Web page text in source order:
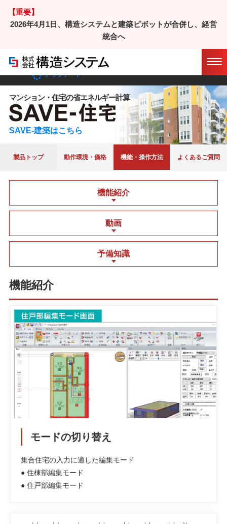
【重要】
2026年4月1日、構造システムと建築ピボットが合併し、経営
統合へ
SAVE-住宅/ 機能・操作方法
アップデート
マンション・住宅の省エネルギー計算
SAVE-建築はこちら
製品トップ 動作環境・価格 機能・操作方法 よくあるご質問
機能紹介
動画
予備知識
機能紹介
モードの切り替え
集合住宅の入力に適した編集モード
● 住棟部編集モード
● 住戸部編集モード